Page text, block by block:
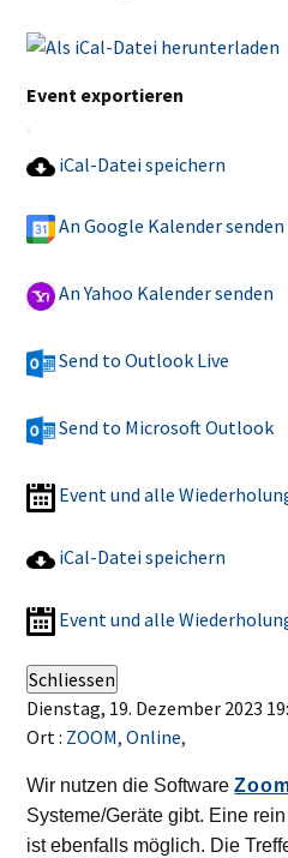
Event exportieren
iCal-Datei speichern
An Google Kalender senden
An Yahoo Kalender senden
Send to Outlook Live
Send to Microsoft Outlook
Event und alle
iCal-Datei speichern
Event und alle
Schliessen
Dienstag, 19. Dezember 2023
Ort : ZOOM, Online,
Wir nutzen die Software
Systeme/Geräte gibt. Eine
ist ebenfalls möglich. Die